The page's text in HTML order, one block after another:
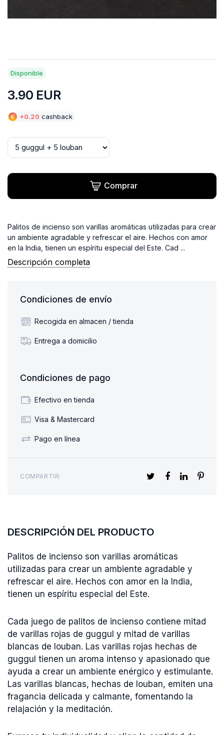
Disponible
3.90 EUR
€ +0.20 cashback
Comprar
Palitos de incienso son varillas aromáticas utilizadas para crear
un ambiente agradable y refrescar el aire. Hechos con amor
en la India, tienen un espíritu especial del Este. Cad ...
Descripción completa
Condiciones de envío
Recogida en almacen / tienda
Entrega a domicilio
Condiciones de pago
Efectivo en tienda
Visa & Mastercard
Pago en línea
COMPARTIR:
DESCRIPCIÓN DEL PRODUCTO
Palitos de incienso son varillas aromáticas
utilizadas para crear un ambiente agradable y
refrescar el aire. Hechos con amor en la India,
tienen un espíritu especial del Este.
Cada juego de palitos de incienso contiene mitad
de varillas rojas de guggul y mitad de varillas
blancas de louban. Las varillas rojas hechas de
guggul tienen un aroma intenso y apasionado que
ayuda a crear un ambiente enérgico y estimulante.
Las varillas blancas, hechas de louban, emiten una
fragancia delicada y calmante, fomentando la
relajación y la meditación.